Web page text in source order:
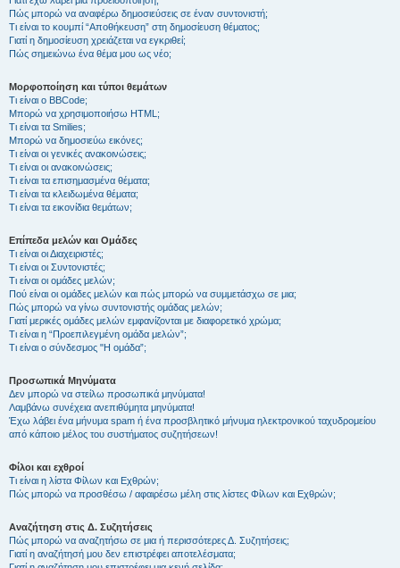
Πώς μπορώ να αναφέρω δημοσιεύσεις σε έναν συντονιστή;
Τι είναι το κουμπί “Αποθήκευση” στη δημοσίευση θέματος;
Γιατί η δημοσίευση χρειάζεται να εγκριθεί;
Πώς σημειώνω ένα θέμα μου ως νέο;
Μορφοποίηση και τύποι θεμάτων
Τι είναι ο BBCode;
Μπορώ να χρησιμοποιήσω HTML;
Τι είναι τα Smilies;
Μπορώ να δημοσιεύω εικόνες;
Τι είναι οι γενικές ανακοινώσεις;
Τι είναι οι ανακοινώσεις;
Τι είναι τα επισημασμένα θέματα;
Τι είναι τα κλειδωμένα θέματα;
Τι είναι τα εικονίδια θεμάτων;
Επίπεδα μελών και Ομάδες
Τι είναι οι Διαχειριστές;
Τι είναι οι Συντονιστές;
Τι είναι οι ομάδες μελών;
Πού είναι οι ομάδες μελών και πώς μπορώ να συμμετάσχω σε μια;
Πώς μπορώ να γίνω συντονιστής ομάδας μελών;
Γιατί μερικές ομάδες μελών εμφανίζονται με διαφορετικό χρώμα;
Τι είναι η “Προεπιλεγμένη ομάδα μελών”;
Τι είναι ο σύνδεσμος "Η ομάδα”;
Προσωπικά Μηνύματα
Δεν μπορώ να στείλω προσωπικά μηνύματα!
Λαμβάνω συνέχεια ανεπιθύμητα μηνύματα!
Έχω λάβει ένα μήνυμα spam ή ένα προσβλητικό μήνυμα ηλεκτρονικού ταχυδρομείου
από κάποιο μέλος του συστήματος συζητήσεων!
Φίλοι και εχθροί
Τι είναι η λίστα Φίλων και Εχθρών;
Πώς μπορώ να προσθέσω / αφαιρέσω μέλη στις λίστες Φίλων και Εχθρών;
Αναζήτηση στις Δ. Συζητήσεις
Πώς μπορώ να αναζητήσω σε μια ή περισσότερες Δ. Συζητήσεις;
Γιατί η αναζήτησή μου δεν επιστρέφει αποτελέσματα;